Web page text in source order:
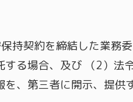
持契約を締結した業務
する場合、及び （2）法
、第三者に開示、提供